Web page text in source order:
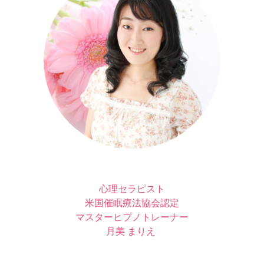
心理セラピスト
米国催眠療法協会認定
マスターヒプノトレーナー
月美 まりえ